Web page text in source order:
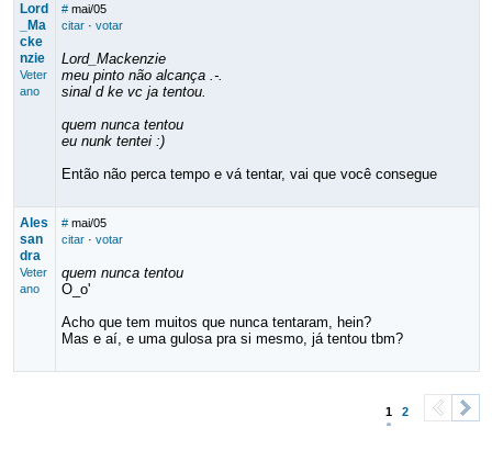
Lord
_Ma
cke
nzie
Veter
ano
# mai/05
citar· votar
Lord_Mackenzie
meu pinto não alcança .-.
sinal d ke vc ja tentou.
quem nunca tentou
eu nunk tentei :)
Então não perca tempo e vá tentar, vai que você consegue
Ales
san
dra
Veter
ano
# mai/05
citar· votar
quem nunca tentou
O_o'
Acho que tem muitos que nunca tentaram, hein?
Mas e aí, e uma gulosa pra si mesmo, já tentou tbm?
1 2